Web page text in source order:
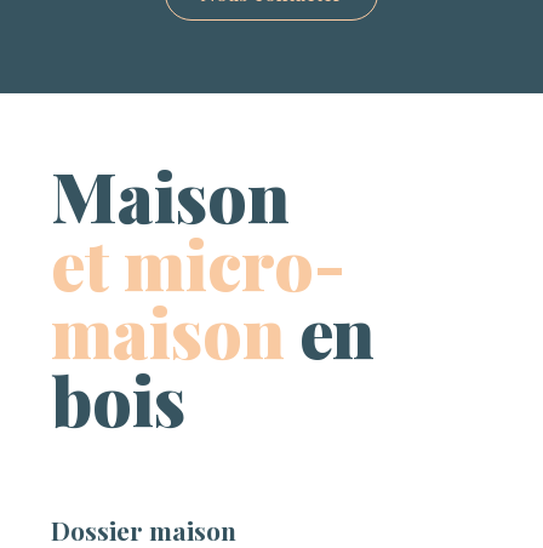
Maison
et micro-
maison en
bois
Dossier maison